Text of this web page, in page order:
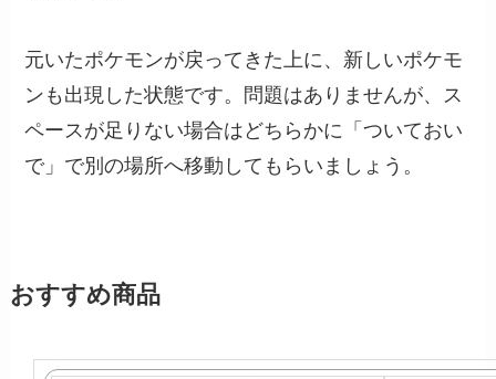
元いたポケモンが戻ってきた上に、新しいポケモ
ンも出現した状態です。問題はありませんが、ス
ペースが足りない場合はどちらかに「ついておい
で」で別の場所へ移動してもらいましょう。
おすすめ商品